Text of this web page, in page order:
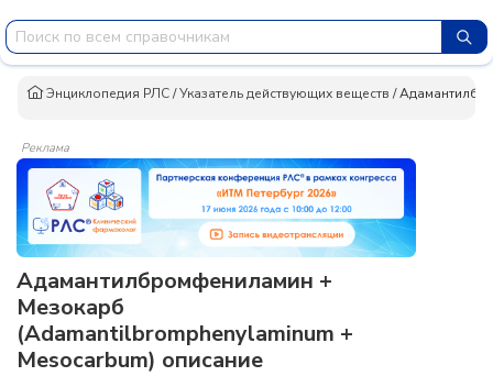
Энциклопедия РЛС/Указатель действующих веществ /
Реклама
Адамантилбромфениламин +
Мезокарб
(Adamantilbromphenylaminum +
Mesocarbum) описание